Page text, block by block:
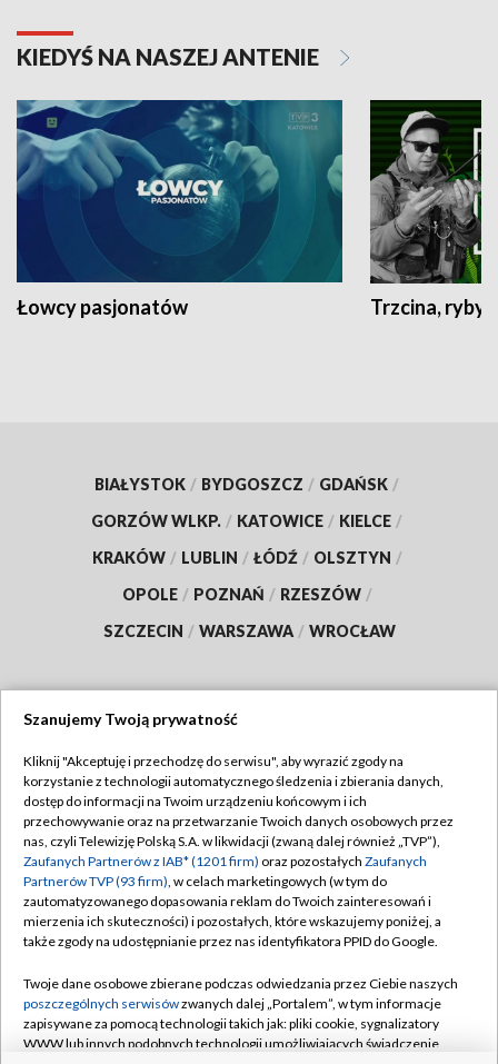
KIEDYŚ NA NASZEJ ANTENIE
Łowcy pasjonatów Trzcina, ryby
BIAŁYSTOK / BYDGOSZCZ / GDAŃSK /
GORZÓW WLKP. / KATOWICE / KIELCE /
KRAKÓW / LUBLIN / ŁÓDŹ / OLSZTYN /
OPOLE / POZNAŃ / RZESZÓW /
SZCZECIN / WARSZAWA / WROCŁAW
TVP
Abonament TVP
Emisja w TVP
Centrum informacji TVP
Naziemna Telewizja Cyfrowa
Rada Programowa
System NOS
Regulamin TVP
Polityka prywatności
Moje zgody
Pomoc
Kontakt
Szanujemy Twoją prywatność
Kliknij "Akceptuję i przechodzę do serwisu", aby wyrazić zgody na
korzystanie z technologii automatycznego śledzenia i zbierania danych,
dostęp do informacji na Twoim urządzeniu końcowym i ich
przechowywanie oraz na przetwarzanie Twoich danych osobowych przez
nas, czyli Telewizję Polską S.A. w likwidacji (zwaną dalej również „TVP”),
Zaufanych Partnerów z IAB* (1201 firm) oraz pozostałych Zaufanych
Partnerów TVP (93 firm), w celach marketingowych (w tym do
zautomatyzowanego dopasowania reklam do Twoich zainteresowań i
mierzenia ich skuteczności) i pozostałych, które wskazujemy poniżej, a
także zgody na udostępnianie przez nas identyfikatora PPID do Google.
Twoje dane osobowe zbierane podczas odwiedzania przez Ciebie naszych
poszczególnych serwisówzwanych dalej „Portalem”, w tym informacje
zapisywane za pomocą technologii takich jak: pliki cookie, sygnalizatory
WWW lub innych podobnych technologii umożliwiających świadczenie